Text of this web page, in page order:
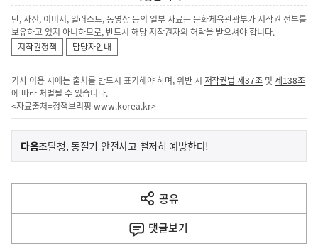
단, 사진, 이미지, 일러스트, 동영상 등의 일부 자료는 문화체육관광부가 저작권 전부를
보유하고 있지 아니하므로, 반드시 해당 저작권자의 허락을 받으셔야 합니다.
저작권정책
담당자안내
기사 이용 시에는 출처를 반드시 표기해야 하며, 위반 시 저작권법 제37조 및제138조
에 따라 처벌될 수 있습니다.
<자료출처=정책브리핑 www.korea.kr>
이
전
다
음
다음기
사
조달청, 동절기 안전사고 철저히 예방한다!
공유
열
기
댓글보기